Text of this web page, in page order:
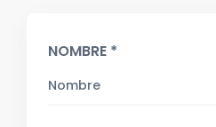
NOMBRE *